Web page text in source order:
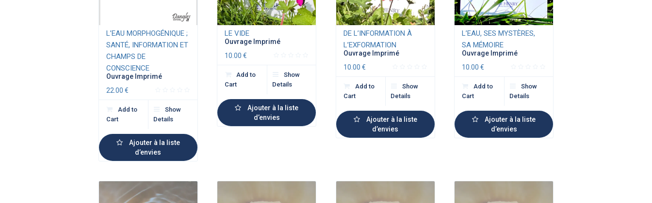
L’EAU MORPHOGÉNIQUE ;
SANTÉ, INFORMATION ET
CHAMPS DE
CONSCIENCE
Ouvrage Imprimé
22.00 €
Add to
Cart
Show
Details
Ajouter à la liste
d’envies
LE VIDE
Ouvrage Imprimé
10.00€
Add to
Cart
Show
Details
Ajouter à la liste
d’envies
DE L’INFORMATION À
L’EXFORMATION
Ouvrage Imprimé
10.00 €
Add to
Cart
Show
Details
Ajouter à la liste
d’envies
L’EAU, SES MYSTÈRES,
SA MÉMOIRE
Ouvrage Imprimé
10.00 €
Add to
Cart
Show
Details
Ajouter à la liste
d’envies